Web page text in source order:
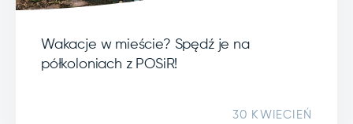
Wakacje w mieście? Spędź je na
półkoloniach z POSiR!
30 KWIECIEŃ